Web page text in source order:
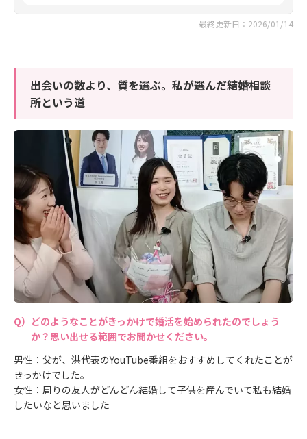
最終更新日：2026/01/14
出会いの数より、質を選ぶ。私が選んだ結婚相談
所という道
どのようなことがきっかけで婚活を始められたのでしょう
か？思い出せる範囲でお聞かせください。
男性：父が、洪代表のYouTube番組をおすすめしてくれたことが
きっかけでした。
女性：周りの友人がどんどん結婚して子供を産んでいて私も結婚
したいなと思いました